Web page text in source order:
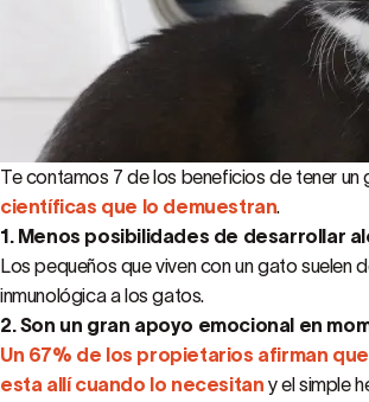
Te contamos 7 de los beneficios de tener un
científicas que lo demuestran.
1. Menos posibilidades de desarrollar
Los pequeños que viven con un gato suelen
inmunológica a los gatos.
2. Son un gran apoyo emocional en
Un 67% de los propietarios afirman
esta allí cuando lo necesitan y el simple